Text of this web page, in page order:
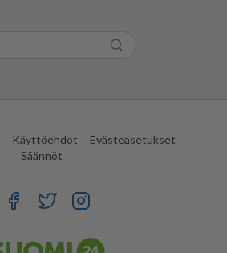
Käyttöehdot
Evästeasetukset
Säännöt